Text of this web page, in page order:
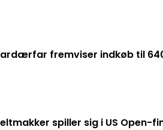
fremviser indkøb til
spiller sig i US Open-